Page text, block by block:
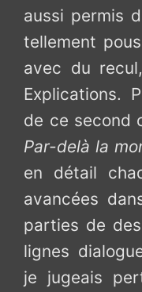
aussi permis
tellement
avec du
Explications.
de ce second
Par-delà la
en détail
avancées
parties de
lignes
je jugeais